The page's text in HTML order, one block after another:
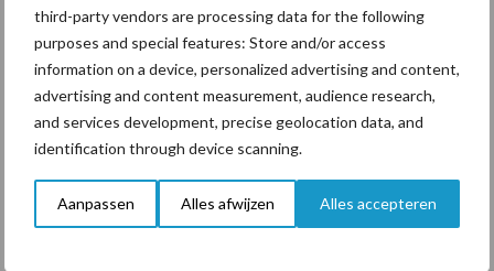
third-party vendors are processing data for the following
purposes and special features: Store and/or access
information on a device, personalized advertising and content,
advertising and content measurement, audience research,
and services development, precise geolocation data, and
identification through device scanning.
Aanpassen Alles afwijzen Alles accepteren
Primaire
Sidebar
Recent nieuws Partner nieuws
Toon meer